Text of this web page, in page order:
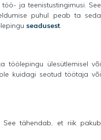
ja teenistustingimusi. See
puhul peab ta seda
seadusest.
töölepingu ülesütlemisel või
kuidagi seotud töötaja või
See tähendab, et riik pakub